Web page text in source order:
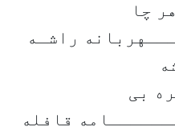
چا
راشـه
بی
قافله